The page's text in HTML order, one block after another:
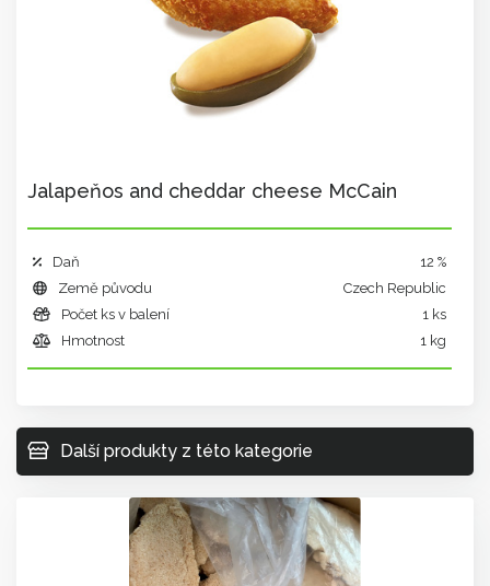
Jalapeňos and cheddar cheese McCain
Daň
12 %
Země původu
Czech Republic
Počet ks v balení
1 ks
Hmotnost
1 kg
Další produkty z této kategorie